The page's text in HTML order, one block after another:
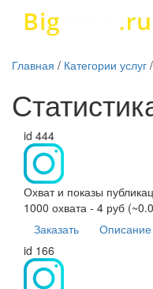
Главная / Категории услуг /
id 444
Охват и показы
1000 охвата - 4 руб
Заказать
Описание
id 166